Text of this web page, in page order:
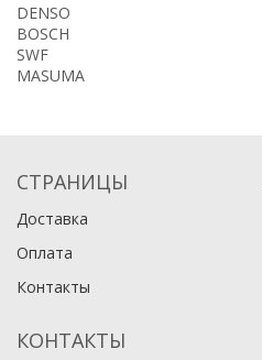
DENSO
BOSCH
SWF
MASUMA
СТРАНИЦЫ
Доставка
Оплата
Контакты
КОНТАКТЫ